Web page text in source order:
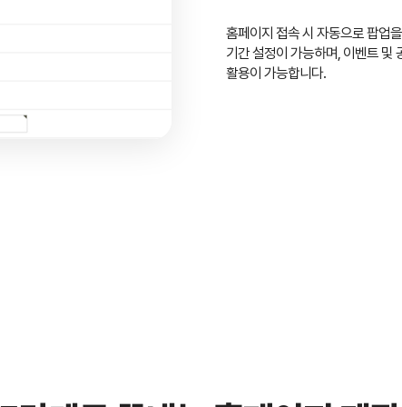
홈페이지 접속 시 자동으로 팝업
기간 설정이 가능하며, 이벤트 및
활용이 가능합니다.